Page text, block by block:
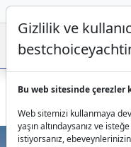
Sibenik’te Lagoon 50
Gizlilik ve
Bu web sitesinde çerezler
Web sitemizi kullanmaya
yaşın altındaysanız ve
istiyorsanız,